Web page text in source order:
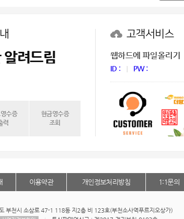
려드림
수증
력
현금영수증
조회
고객서비스
웹하드에 파일올리기
ID : PW :
이용약관 개인정보처리방침 1:1문의
부천시 소삼로 47-1 118동 지2층 비 123호(부천소사역푸르지오상가)